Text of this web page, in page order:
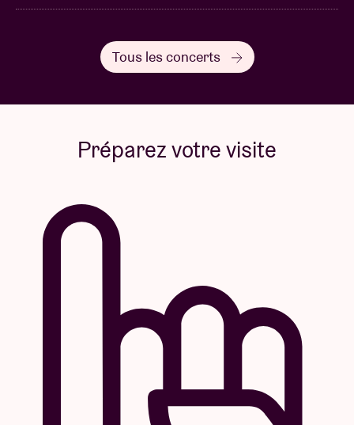
Tous les concerts
Préparez votre visite